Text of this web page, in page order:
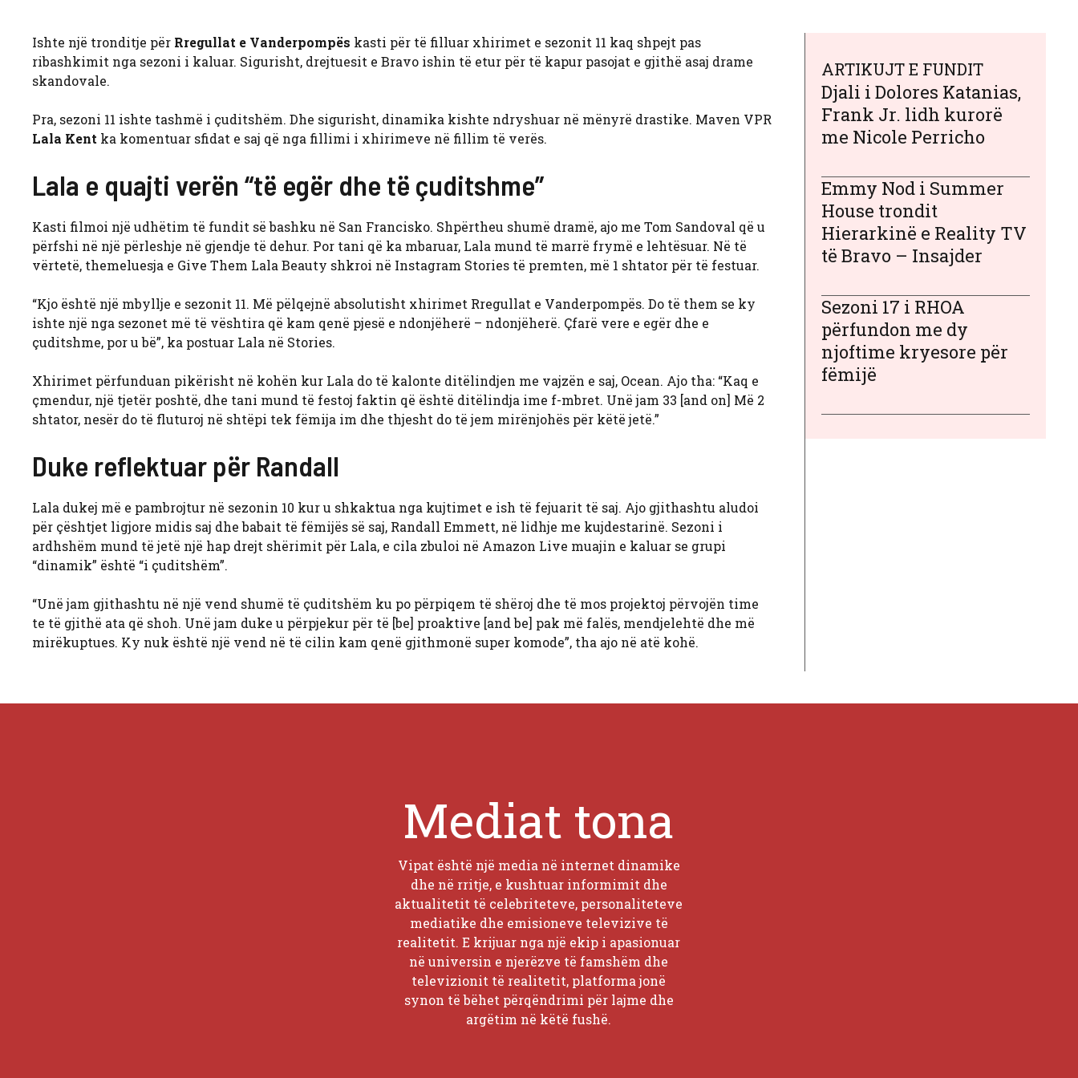
Ishte një tronditje për Rregullat e Vanderpompës kasti për të filluar xhirimet e sezonit 11 kaq shpejt pas
ribashkimit nga sezoni i kaluar. Sigurisht, drejtuesit e Bravo ishin të etur për të kapur pasojat e gjithë asaj drame
skandovale.
Pra, sezoni 11 ishte tashmë i çuditshëm. Dhe sigurisht, dinamika kishte ndryshuar në mënyrë drastike. Maven VPR
Lala Kent ka komentuar sfidat e saj që nga fillimi i xhirimeve në fillim të verës.
Lala e quajti verën “të egër dhe të çuditshme”
Kasti filmoi një udhëtim të fundit së bashku në San Francisko. Shpërtheu shumë dramë, ajo me Tom Sandoval që u
përfshi në një përleshje në gjendje të dehur. Por tani që ka mbaruar, Lala mund të marrë frymë e lehtësuar. Në të
vërtetë, themeluesja e Give Them Lala Beauty shkroi në Instagram Stories të premten, më 1 shtator për të festuar.
“Kjo është një mbyllje e sezonit 11. Më pëlqejnë absolutisht xhirimet Rregullat e Vanderpompës. Do të them se ky
ishte një nga sezonet më të vështira që kam qenë pjesë e ndonjëherë – ndonjëherë. Çfarë vere e egër dhe e
çuditshme, por u bë”, ka postuar Lala në Stories.
Xhirimet përfunduan pikërisht në kohën kur Lala do të kalonte ditëlindjen me vajzën e saj, Ocean. Ajo tha: “Kaq e
çmendur, një tjetër poshtë, dhe tani mund të festoj faktin që është ditëlindja ime f-mbret. Unë jam 33 [and on] Më 2
shtator, nesër do të fluturoj në shtëpi tek fëmija im dhe thjesht do të jem mirënjohës për këtë jetë.”
Duke reflektuar për Randall
Lala dukej më e pambrojtur në sezonin 10 kur u shkaktua nga kujtimet e ish të fejuarit të saj. Ajo gjithashtu aludoi
për çështjet ligjore midis saj dhe babait të fëmijës së saj, Randall Emmett, në lidhje me kujdestarinë. Sezoni i
ardhshëm mund të jetë një hap drejt shërimit për Lala, e cila zbuloi në Amazon Live muajin e kaluar se grupi
“dinamik” është “i çuditshëm”.
“Unë jam gjithashtu në një vend shumë të çuditshëm ku po përpiqem të shëroj dhe të mos projektoj përvojën time
te të gjithë ata që shoh. Unë jam duke u përpjekur për të [be] proaktive [and be] pak më falës, mendjelehtë dhe më
mirëkuptues. Ky nuk është një vend në të cilin kam qenë gjithmonë super komode”, tha ajo në atë kohë.
ARTIKUJT E FUNDIT
Djali i Dolores Katanias,
Frank Jr. lidh kurorë
me Nicole Perricho
Emmy Nod i Summer
House trondit
Hierarkinë e Reality TV
të Bravo – Insajder
Sezoni 17 i RHOA
përfundon me dy
njoftime kryesore për
fëmijë
Mediat tona
Vipat është një media në internet dinamike
dhe në rritje, e kushtuar informimit dhe
aktualitetit të celebriteteve, personaliteteve
mediatike dhe emisioneve televizive të
realitetit. E krijuar nga një ekip i apasionuar
në universin e njerëzve të famshëm dhe
televizionit të realitetit, platforma jonë
synon të bëhet përqëndrimi për lajme dhe
argëtim në këtë fushë.